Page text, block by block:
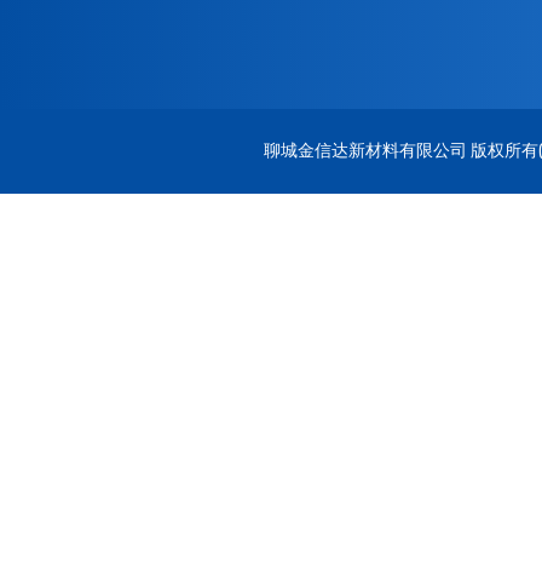
聊城金信达新材料有限公司 版权所